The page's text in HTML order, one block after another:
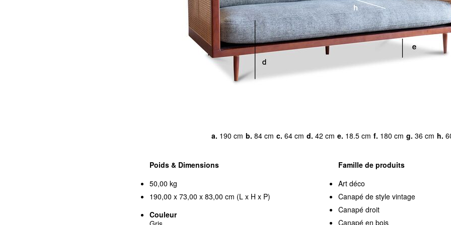
a. 190 cm b. 84 cm c. 64 cm d. 42 cm e. 18.5 cm f. 180 cm g. 36 cm h.
Poids & Dimensions
50,00 kg
190,00 x 73,00 x 83,00 cm (L x H x P)
Couleur
Famille de produits
Art déco
Canapé de style vintage
Canapé droit
Canapé en bois